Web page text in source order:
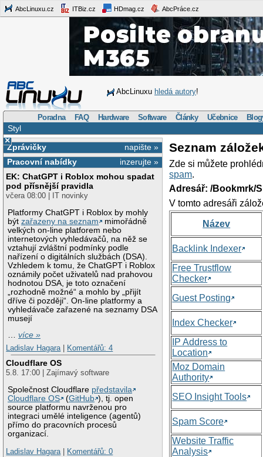
AbcLinuxu.cz ITBiz.cz HDmag.cz AbcPráce.cz
AbcLinuxu hledá autory!
Poradna FAQ Hardware Software Články Učebnice
Styl
×
napište »
Zprávičky
inzerujte »
Pracovní nabídky
EK: ChatGPT i Roblox mohou spadat
pod přísnější pravidla
včera 08:00 | IT novinky
Platformy ChatGPT i Roblox by mohly
býtzařazeny na seznam
mimořádně
velkých on-line platforem nebo
internetových vyhledávačů, na něž se
vztahují zvláštní podmínky podle
nařízení o digitálních službách (DSA).
Vzhledem k tomu, že ChatGPT i Roblox
oznámily počet uživatelů nad prahovou
hodnotou DSA, je toto označení
„rozhodně možné“ a mohlo by „přijít
dříve či později“. On-line platformy a
vyhledávače zařazené na seznamy DSA
musejí
…více »
Ladislav Hagara
Komentářů: 4
Cloudflare OS
5.8. 17:00 | Zajímavý software
Společnost Cloudflare představila
Cloudflare OS
(GitHub ), tj. open
source platformu navrženou pro
integraci umělé inteligence (agentů)
přímo do pracovních procesů
organizací.
Ladislav Hagara
Komentářů: 0
Seznam
Zde si můžete
spam.
Adresář: /Bookmrk/
V tomto adresáři
Název
Backlink Indexer
Free Trustflow
Checker
Guest Posting
Index Checker
IP Address to
Location
Moz Domain
Authority
SEO Insight Tools
Spam Score
Website Traffic
Analysis